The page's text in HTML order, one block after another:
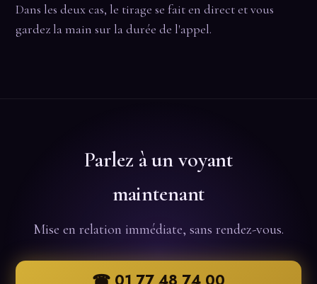
Dans les deux cas, le tirage se fait en direct et vous
gardez la main sur la durée de l'appel.
Parlez à un voyant
maintenant
Mise en relation immédiate, sans rendez-vous.